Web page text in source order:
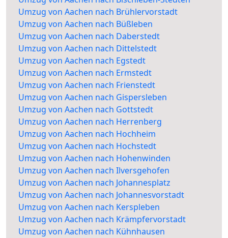
Umzug von Aachen nach Brühlervorstadt
Umzug von Aachen nach Büßleben
Umzug von Aachen nach Daberstedt
Umzug von Aachen nach Dittelstedt
Umzug von Aachen nach Egstedt
Umzug von Aachen nach Ermstedt
Umzug von Aachen nach Frienstedt
Umzug von Aachen nach Gispersleben
Umzug von Aachen nach Gottstedt
Umzug von Aachen nach Herrenberg
Umzug von Aachen nach Hochheim
Umzug von Aachen nach Hochstedt
Umzug von Aachen nach Hohenwinden
Umzug von Aachen nach Ilversgehofen
Umzug von Aachen nach Johannesplatz
Umzug von Aachen nach Johannesvorstadt
Umzug von Aachen nach Kerspleben
Umzug von Aachen nach Krämpfervorstadt
Umzug von Aachen nach Kühnhausen